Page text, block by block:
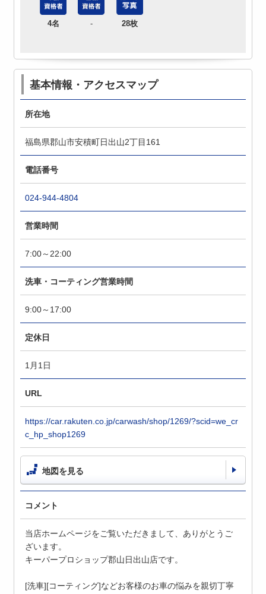
4名 - 28枚
基本情報・アクセスマップ
所在地
福島県郡山市安積町日出山2丁目161
電話番号
024-944-4804
営業時間
7:00～22:00
洗車・コーティング営業時間
9:00～17:00
定休日
1月1日
URL
https://car.rakuten.co.jp/carwash/shop/1269/?scid=we_cr
c_hp_shop1269
地図を見る
コメント
当店ホームページをご覧いただきまして、ありがとうご
ざいます。
キーパープロショップ郡山日出山店です。
[洗車][コーティング]などお客様のお車の悩みを親切丁寧